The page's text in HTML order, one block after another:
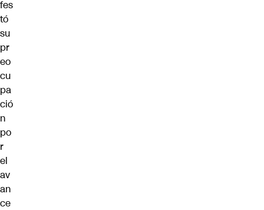
fes
tó
su
pr
eo
cu
pa
ció
n
po
r
el
av
an
ce